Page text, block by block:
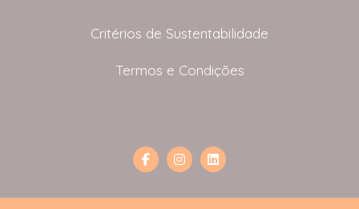
Critérios de Sustentabilidade
Termos e Condições